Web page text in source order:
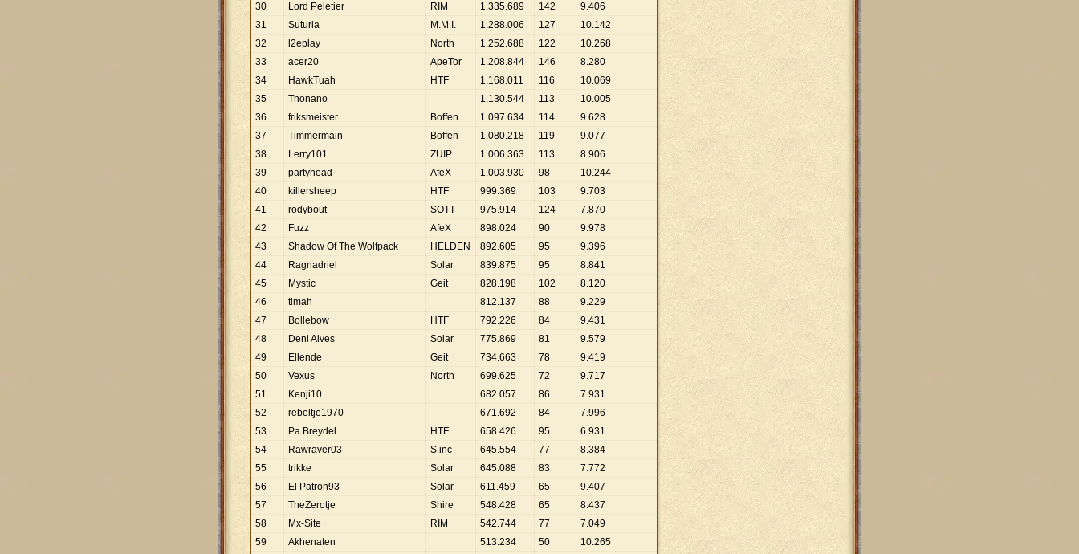
30
Lord Peletier RIM 1.335.689 142 9.406
31
Suturia M.M.I. 1.288.006 127 10.142
32
l2eplay North 1.252.688 122 10.268
33
acer20 ApeTor 1.208.844 146 8.280
34
HawkTuah HTF 1.168.011 116 10.069
35
Thonano 1.130.544 113 10.005
36
friksmeister Boffen 1.097.634 114 9.628
37
Timmermain Boffen 1.080.218 119 9.077
38
Lerry101 ZUIP 1.006.363 113 8.906
39
partyhead AfeX 1.003.930 98 10.244
40
killersheep HTF 999.369 103 9.703
41
rodybout SOTT 975.914 124 7.870
42
Fuzz AfeX 898.024 90 9.978
43
Shadow Of The Wolfpack HELDEN 892.605 95 9.396
44
Ragnadriel Solar 839.875 95 8.841
45
Mystic Geit 828.198 102 8.120
46
timah 812.137 88 9.229
47
Bollebow HTF 792.226 84 9.431
48
Deni Alves Solar 775.869 81 9.579
49
Ellende Geit 734.663 78 9.419
50
Vexus North 699.625 72 9.717
51
Kenji10 682.057 86 7.931
52
rebeltje1970 671.692 84 7.996
53
Pa Breydel HTF 658.426 95 6.931
54
Rawraver03 S.inc 645.554 77 8.384
55
trikke Solar 645.088 83 7.772
56
El Patron93 Solar 611.459 65 9.407
57
TheZerotje Shire 548.428 65 8.437
58
Mx-Site RIM 542.744 77 7.049
59
Akhenaten 513.234 50 10.265